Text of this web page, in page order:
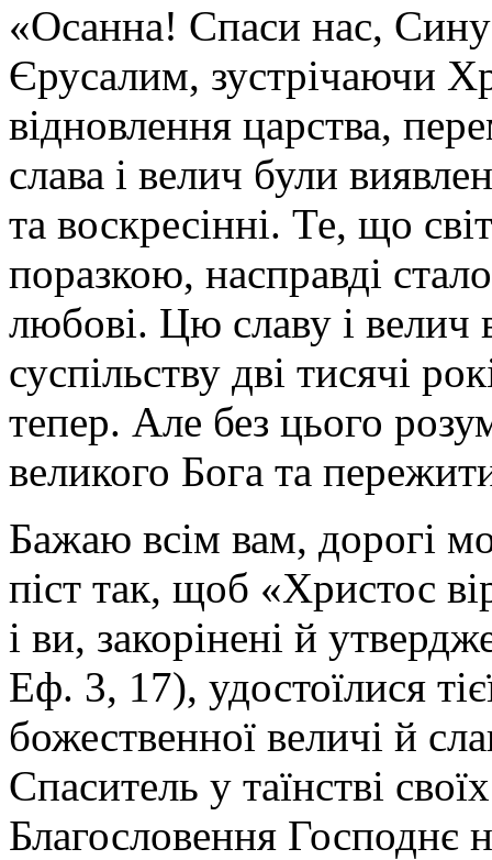
«Осанна! Спаси нас,
Єрусалим, зустрічаючи
відновлення царства,
слава і велич були
та воскресінні. Те, що
поразкою, насправді
любові. Цю славу і велич
суспільству дві тисячі
тепер. Але без цього
великого Бога та
Бажаю всім вам, дорогі
піст так, щоб «Христос
і ви, закорінені й
Еф. 3, 17), удостоїлися
божественної величі й
Спаситель у таїнстві
Благословення Господнє